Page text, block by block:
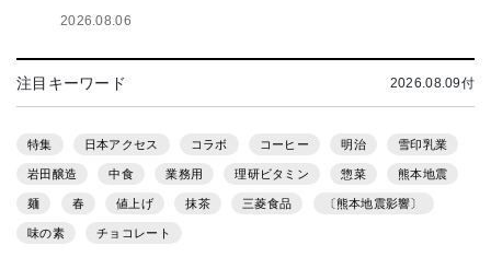
2026.08.06
注目キーワード 2026.08.09付
特集 日本アクセス コラボ コーヒー 明治 雪印乳業
岩田醸造 中食 業務用 理研ビタミン 惣菜 熊本地震
麺 春 値上げ 抹茶 三菱食品 〔熊本地震影響〕
味の素 チョコレート